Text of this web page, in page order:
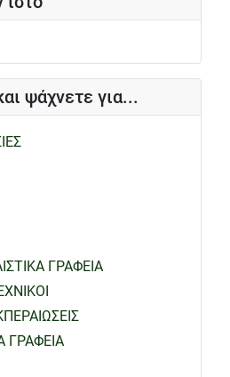
ψάχνετε για...
ΓΡΑΦΕΙΑ
ΓΡΑΦΕΙΑ